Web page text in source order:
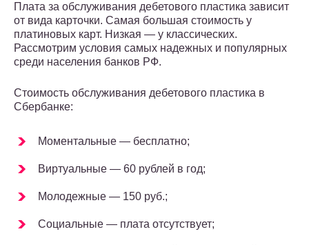
Плата за обслуживания дебетового пластика зависит
от вида карточки. Самая большая стоимость у
платиновых карт. Низкая — у классических.
Рассмотрим условия самых надежных и популярных
среди населения банков РФ.
Стоимость обслуживания дебетового пластика в
Сбербанке:
Моментальные — бесплатно;
Виртуальные — 60 рублей в год;
Молодежные — 150 руб.;
Социальные — плата отсутствует;